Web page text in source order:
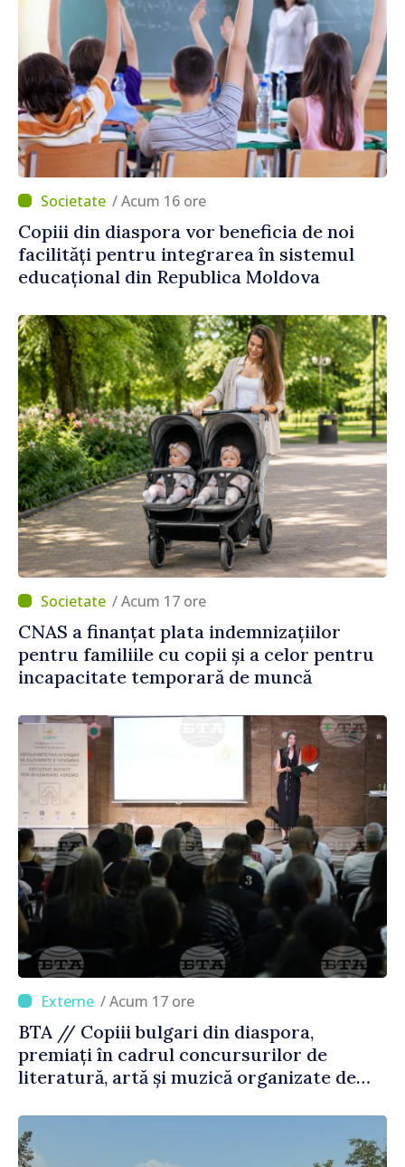
/ Acum 16 ore
Copiii din diaspora vor beneficia de noi
facilități pentru integrarea în sistemul
educațional din Republica Moldova
/ Acum 17 ore
CNAS a finanțat plata indemnizațiilor
pentru familiile cu copii și a celor pentru
incapacitate temporară de muncă
/ Acum 17 ore
BTA // Copiii bulgari din diaspora,
premiați în cadrul concursurilor de
literatură, artă și muzică organizate de
Străinătate